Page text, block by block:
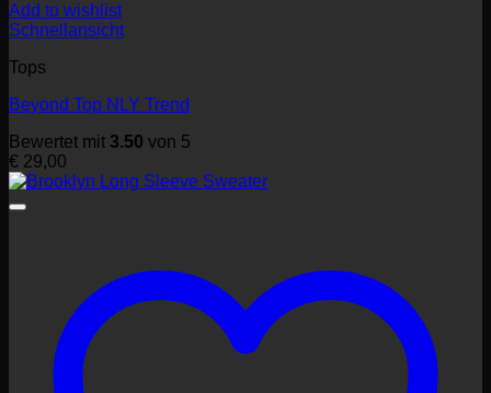
Add to wishlist
Schnellansicht
Tops
Beyond Top NLY Trend
Bewertet mit 3.50 von 5
€ 29,00